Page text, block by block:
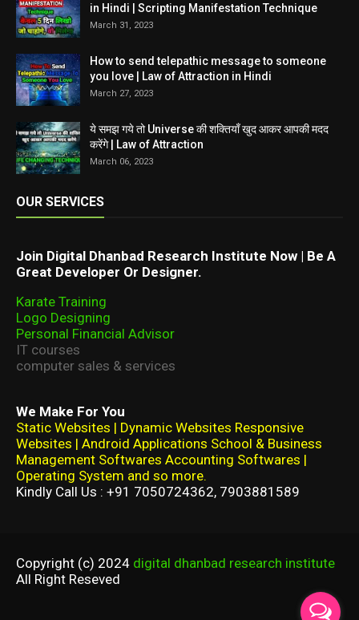
in Hindi | Scripting Manifestation Technique
March 31, 2023
How to send telepathic message to someone
you love | Law of Attraction in Hindi
March 27, 2023
ये समझ गये तो Universe की शक्तियाँ खुद आकर आपकी मदद
करेंगे | Law of Attraction
March 06, 2023
OUR SERVICES
Join Digital Dhanbad Research Institute Now | Be A
Great Developer Or Designer.
Karate Training
Logo Designing
Personal Financial Advisor
IT courses
computer sales & services
We Make For You
Static Websites | Dynamic Websites Responsive
Websites | Android Applications School & Business
Management Softwares Accounting Softwares |
Operating System and so more.
Kindly Call Us : +91 7050724362, 7903881589
Copyright (c) 2024 digital dhanbad research institute
All Right Reseved